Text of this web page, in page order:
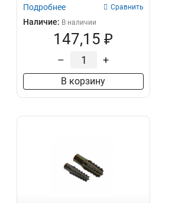
Подробнее Сравнить
Наличие: В наличии
147,15 ₽
– +
В корзину